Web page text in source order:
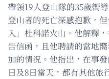
帶領19人登山隊的35歲嚮
登山者的死亡深感抱歉，
入」杜科諾火山。他解釋
告信函，且他聘請的當地
加的情況。他指出，在事
日及8日當天，都有其他旅